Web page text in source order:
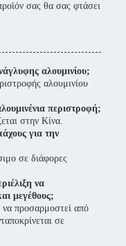
σας θα σας φτάσει
αλουμινίου;
αλουμινίου
περιστροφή;
στην Κίνα.
για την
σε διάφορες
να
μεγέθους;
προσαρμοστεί από
σε